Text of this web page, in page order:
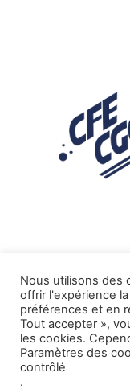
Mentions
Tous droits
Nous utilisons des
offrir l'expérience
préférences et en
Tout accepter »,
les cookies.
Paramètres des
contrôlé
.